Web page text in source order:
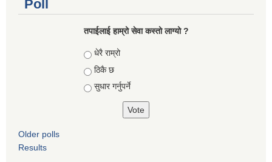
Poll
तपाईलाई हाम्रो सेवा कस्तो लाग्यो ?
Choices
धेरै राम्रो
ठिकै छ
सुधार गर्नुपर्ने
Older polls
Results